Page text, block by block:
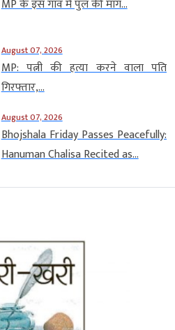
MP के इस गांव में पुल की मांग...
August 07, 2026
MP: पत्नी की हत्या करने वाला पति
गिरफ्तार,...
August 07, 2026
Bhojshala Friday Passes Peacefully:
Hanuman Chalisa Recited as...